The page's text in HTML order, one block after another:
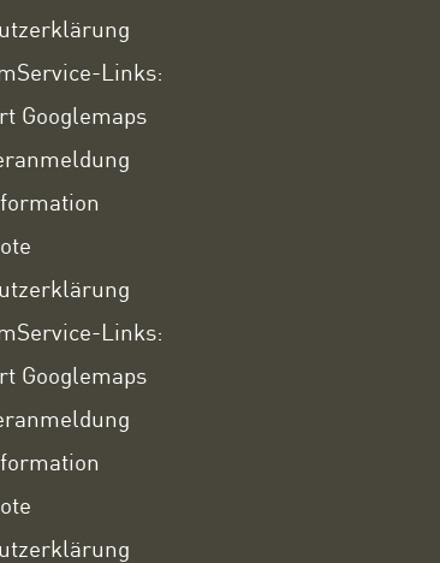
Service-Links:
Googlemaps
Service-Links:
Googlemaps